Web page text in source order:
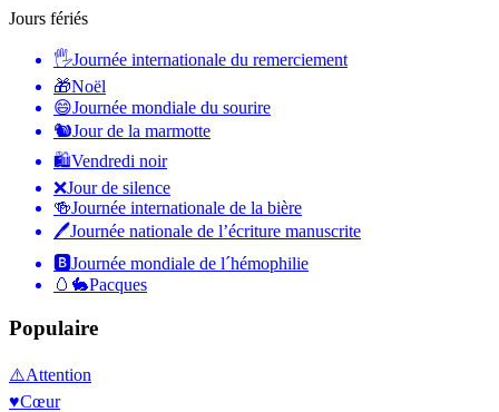
Jours fériés
🖐Journée internationale du remerciement
🎁Noël
😄Journée mondiale du sourire
🐿Jour de la marmotte
🛍Vendredi noir
❌Jour de silence
🍻Journée internationale de la bière
🖊Journée nationale de l’écriture manuscrite
🅱️Journée mondiale de l´hémophilie
🥚🐇Pacques
Populaire
⚠️Attention
♥️Cœur